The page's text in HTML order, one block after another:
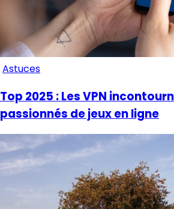
Astuces
Top 2025 : Les VPN
passionnés de jeux en ligne